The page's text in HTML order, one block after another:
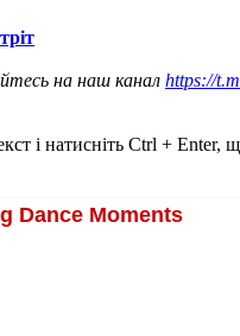
на наш канал https://
і натисніть Ctrl + Enter,